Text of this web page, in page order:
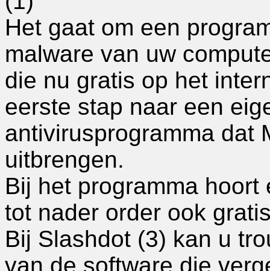
Het gaat om een
malware van uw
die nu gratis op het
eerste stap naar een
antivirusprogramma dat
uitbrengen.
Bij het programma
tot nader order ook
Bij Slashdot (3) kan u
van de software die